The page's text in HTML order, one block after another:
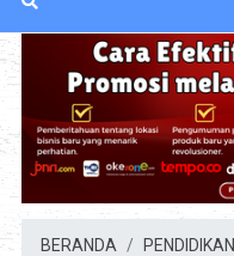
BERANDA PENDIDIKAN